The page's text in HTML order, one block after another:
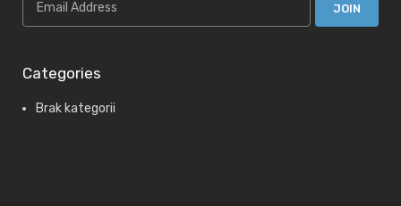
Categories
Brak kategorii